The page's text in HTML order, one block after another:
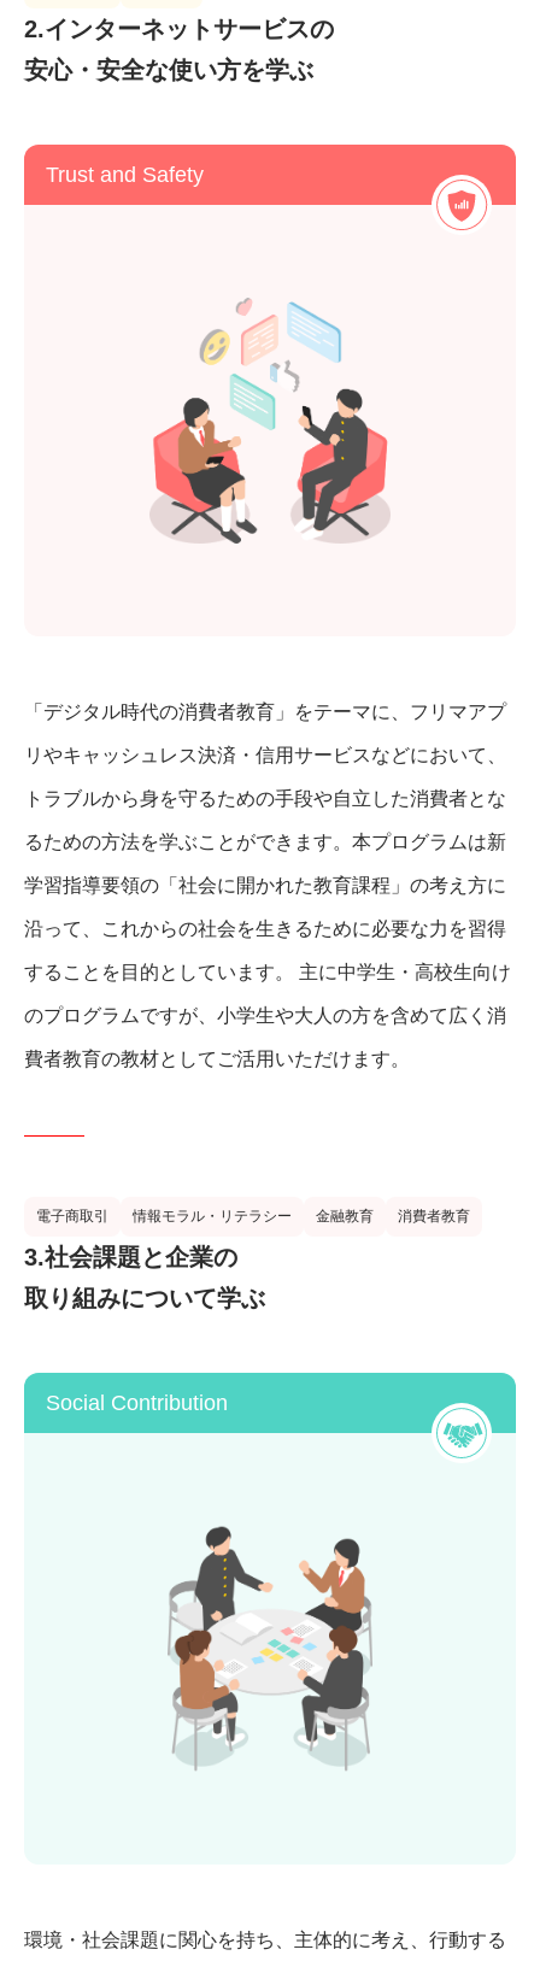
2.インターネットサービスの
安心・安全な使い方を学ぶ
Trust and Safety
「デジタル時代の消費者教育」をテーマに、フリマアプ
リやキャッシュレス決済・信用サービスなどにおいて、
トラブルから身を守るための手段や自立した消費者とな
るための方法を学ぶことができます。本プログラムは新
学習指導要領の「社会に開かれた教育課程」の考え方に
沿って、これからの社会を生きるために必要な力を習得
することを目的としています。 主に中学生・高校生向け
のプログラムですが、小学生や大人の方を含めて広く消
費者教育の教材としてご活用いただけます。
電子商取引 情報モラル・リテラシー 金融教育 消費者教育
3.社会課題と企業の
取り組みについて学ぶ
Social Contribution
環境・社会課題に関心を持ち、主体的に考え、行動する